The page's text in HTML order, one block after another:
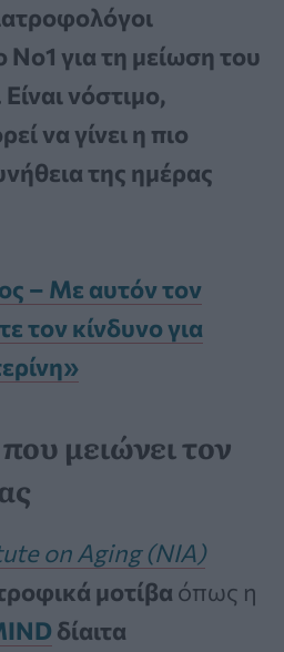
Νο1 για τη μείωση του
Είναι νόστιμο,
να γίνει η πιο
της ημέρας
– Με αυτόν τον
τον κίνδυνο για
μειώνει τον
on Aging (NIA)
μοτίβα όπως η
δίαιτα